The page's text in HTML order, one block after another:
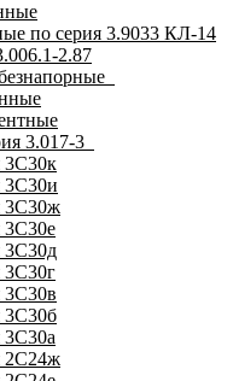
по серия 3.9033 КЛ-14
2.87
3.017-3
3С30к
3С30и
3С30ж
3С30е
3С30д
3С30г
3С30в
3С30б
3С30а
2С24ж